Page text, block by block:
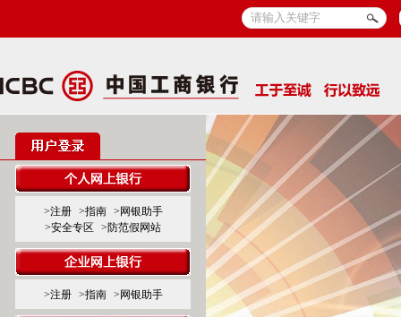
>注册 >指南
>网银助手
>安全专区
>防范假网站
>注册 >指南 >网银助手